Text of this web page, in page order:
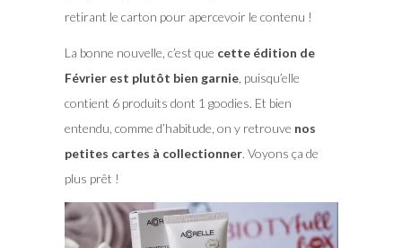
retirant le carton pour apercevoir le contenu !
La bonne nouvelle, c’est que cette édition de
Février est plutôt bien garnie, puisqu’elle
contient 6 produits dont 1 goodies. Et bien
entendu, comme d’habitude, on y retrouve nos
petites cartes à collectionner. Voyons ça de
plus prêt !